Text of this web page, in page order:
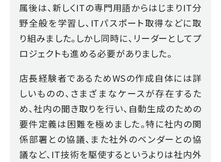
属後は、新しくITの専門用語からはじまりIT分
野全般を学習し、ITパスポート取得などに取
り組みました。しかし同時に、リーダーとしてプ
ロジェクトも進める必要がありました。
店長経験者であるためWSの作成自体には詳
しいものの、さまざまなケースが存在するた
め、社内の聞き取りを行い、自動生成のための
要件定義は困難を極めました。特に社内の関
係部署との協議、また社外のベンダーとの協
議など、IT技術を駆使するというよりは社内外